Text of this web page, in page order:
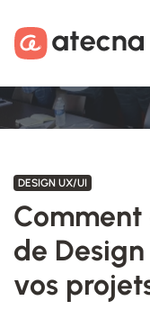
DESIGN UX/UI
Comment
de
vos